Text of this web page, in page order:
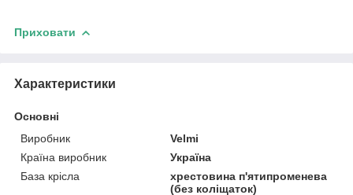
Приховати
Характеристики
Основні
Виробник
Velmi
Країна виробник
Україна
База крісла
хрестовина п'ятипроменева
(без коліщаток)